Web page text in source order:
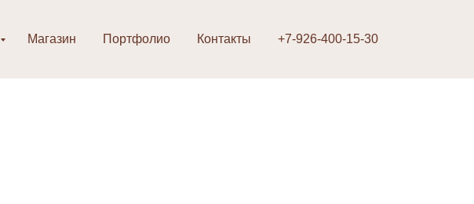
Магазин Портфолио Контакты +7-926-400-15-30